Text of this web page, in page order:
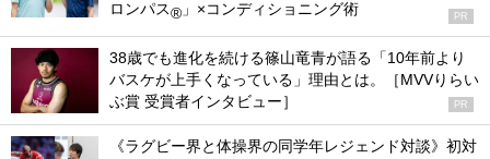
ロンパス® 」×コンディショニング術 PR
38歳でも進化を続ける篠山竜青が語る「10年前より
バスケが上手くなっている」理由とは。［MVVりらい
ぶ賞 受賞者インタビュー］
PR
《ラグビー界と体操界の同学年レジェンド対談》初対